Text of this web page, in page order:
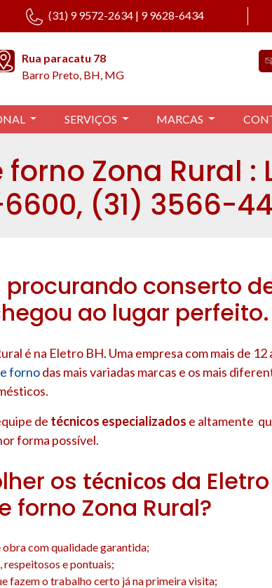
(31) 9 9572-2634 | 9 9628-6434
Rua paracatu 78
Barro Preto, BH, MG
SERVIÇOS MARCAS
Zona Rural :
(31) 3566-
procurando conserto
ao lugar perfeito.
é na Eletro BH. Uma empresa com mais de 12
fornodas mais variadas marcas e os mais
de técnicos especializados e altamente
forma possível.
os técnicos da
forno Zona Rural?
com qualidade garantida;
e pontuais;
fazem o trabalho certo já na primeira visita;